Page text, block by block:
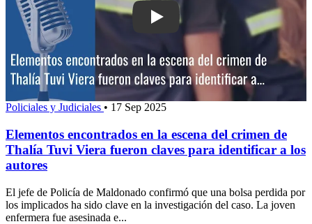
Play: Elementos encontrados en la
Policiales y Judiciales • 17 Sep 2025
Elementos encontrados en la escena del crimen de
Thalía Tuvi Viera fueron claves para identificar a los
autores
El jefe de Policía de Maldonado confirmó que una bolsa perdida por
los implicados ha sido clave en la investigación del caso. La joven
enfermera fue asesinada e...